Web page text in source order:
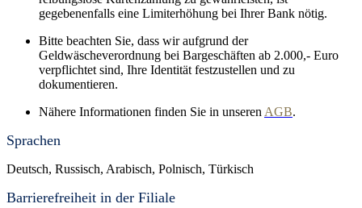
gegebenenfalls eine Limiterhöhung bei Ihrer Bank nötig.
Bitte beachten Sie, dass wir aufgrund der
Geldwäscheverordnung bei Bargeschäften ab 2.000,- Euro
verpflichtet sind, Ihre Identität festzustellen und zu
dokumentieren.
Nähere Informationen finden Sie in unseren AGB.
Sprachen
Deutsch, Russisch, Arabisch, Polnisch, Türkisch
Barrierefreiheit in der Filiale